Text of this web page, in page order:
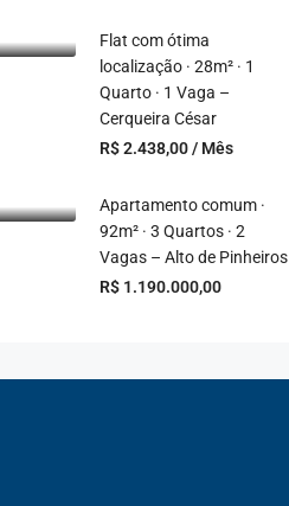
Flat com ótima
localização · 28m² · 1
Quarto · 1 Vaga –
Cerqueira César
R$ 2.438,00 / Mês
Apartamento comum ·
92m² · 3 Quartos · 2
Vagas – Alto de Pinheiros
R$ 1.190.000,00